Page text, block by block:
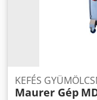
KEFÉS
Maurer Gép